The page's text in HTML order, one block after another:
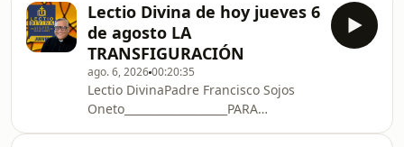
WhatsApp: enviar mensaje al +593 99
157 8586 📱CANAL DE
WHATSAPP: https://whatsapp.com/channel/
A QUE PROCLAMA SIGA
CRECIENDODONORBOX:https://donorbox.org/
crece___________________TRANSFERENCIAS
EN ECUADOR:Banco Bolivaria
Lectio Divina de hoy jueves 6
de agosto LA
TRANSFIGURACIÓN
ago. 6, 202600:20:35
Lectio DivinaPadre Francisco Sojos
Oneto___________________PARA